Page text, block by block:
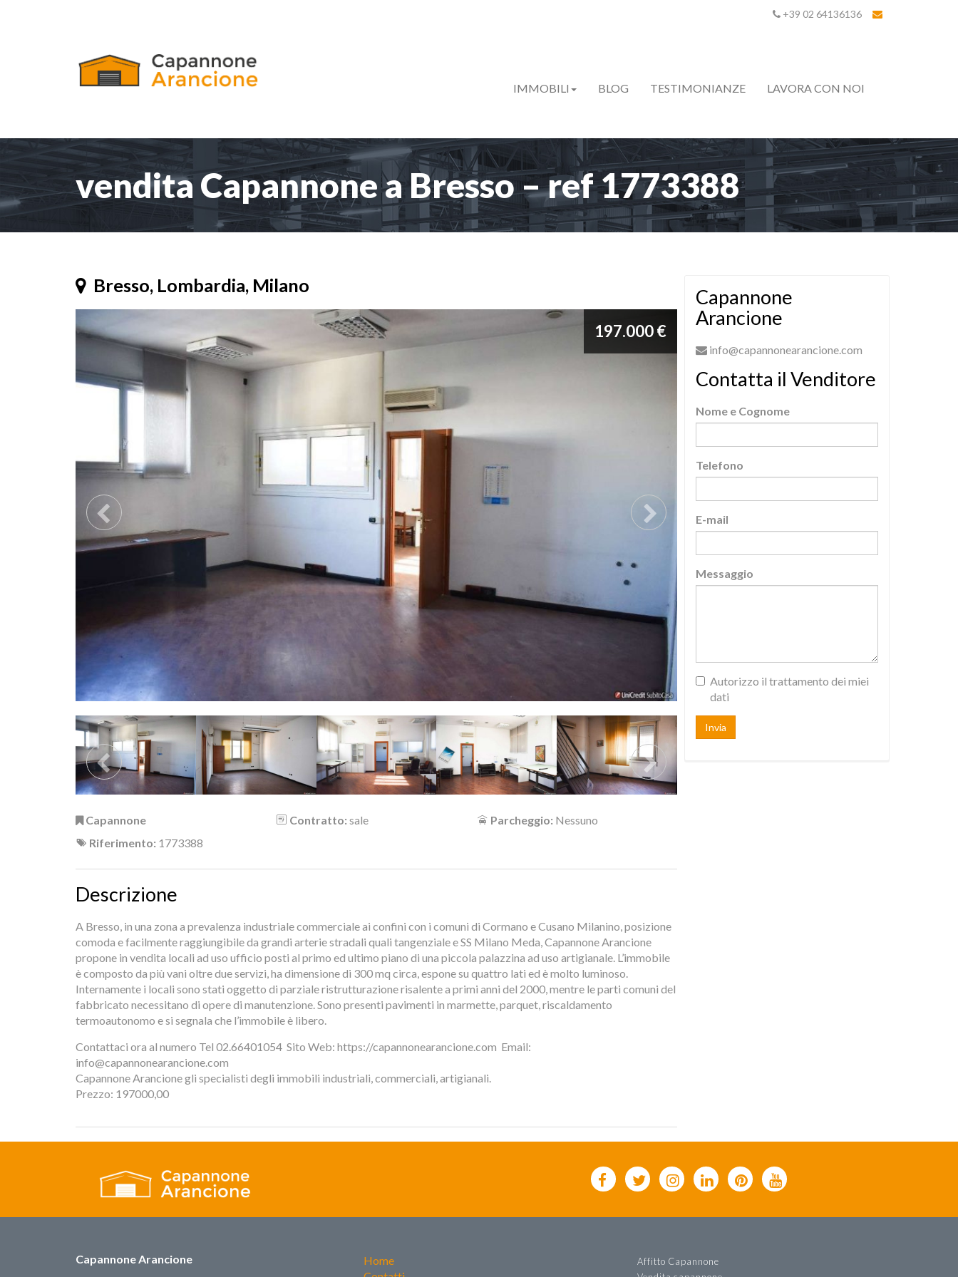
IMMOBILI BLOG TESTIMONIANZE LAVORA CON NOI
+39 02 64136136
vendita Capannone a Bresso – ref 1773388
Bresso, Lombardia, Milano
197.000 €
Capannone Contratto: sale Parcheggio: Nessuno
Riferimento: 1773388
Descrizione
A Bresso, in una zona a prevalenza industriale commerciale ai confini con i comuni di Cormano e Cusano Milanino, posizione
comoda e facilmente raggiungibile da grandi arterie stradali quali tangenziale e SS Milano Meda, Capannone Arancione
propone in vendita locali ad uso ufficio posti al primo ed ultimo piano di una piccola palazzina ad uso artigianale. L’immobile
è composto da più vani oltre due servizi, ha dimensione di 300 mq circa, espone su quattro lati ed è molto luminoso.
Internamente i locali sono stati oggetto di parziale ristrutturazione risalente a primi anni del 2000, mentre le parti comuni del
fabbricato necessitano di opere di manutenzione. Sono presenti pavimenti in marmette, parquet, riscaldamento
termoautonomo e si segnala che l’immobile è libero.
Contattaci ora al numero Tel 02.66401054  Sito Web: https://capannonearancione.com  Email:
info@capannonearancione.com
Capannone Arancione gli specialisti degli immobili industriali, commerciali, artigianali.
Prezzo: 197000,00
Capannone
Arancione
info@capannonearancione.com
Contatta il Venditore
Nome e Cognome
Telefono
E-mail
Messaggio
Autorizzo il trattamento dei miei
dati
Invia
Capannone Arancione
Home
Affitto Capannone